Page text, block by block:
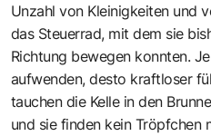
Unzahl von Kleinigkeiten und
das Steuerrad, mit dem sie
Richtung bewegen konnten.
aufwenden, desto kraftloser
tauchen die Kelle in den
und sie finden kein Tröpfchen